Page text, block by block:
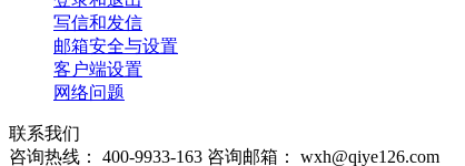
写信和发信
邮箱安全与设置
客户端设置
网络问题
联系我们
咨询热线： 400-9933-163 咨询邮箱： wxh@qiye126.com